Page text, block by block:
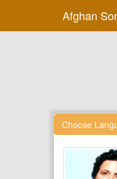
Afghan
Choose